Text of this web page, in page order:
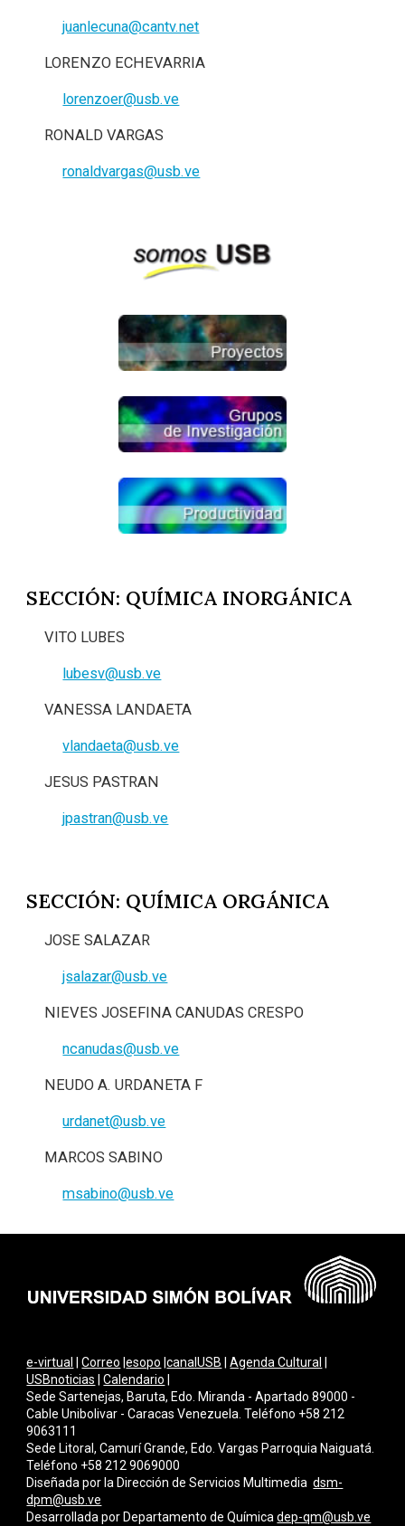
juanlecuna@cantv.net
LORENZO ECHEVARRIA
lorenzoer@usb.ve
RONALD VARGAS
ronaldvargas@usb.ve
SECCIÓN: QUÍMICA INORGÁNICA
VITO LUBES
lubesv@usb.ve
VANESSA LANDAETA
vlandaeta@usb.ve
JESUS PASTRAN
jpastran@usb.ve
SECCIÓN: QUÍMICA ORGÁNICA
JOSE SALAZAR
jsalazar@usb.ve
NIEVES JOSEFINA CANUDAS CRESPO
ncanudas@usb.ve
NEUDO A. URDANETA F
urdanet@usb.ve
MARCOS SABINO
msabino@usb.ve
e-virtual |Correo |esopo |canalUSB |Agenda Cultural
USBnoticias |Calendario
Sede Sartenejas, Baruta, Edo. Miranda - Apartado 89000 -
Cable Unibolivar - Caracas Venezuela. Teléfono +58 212
9063111
Sede Litoral, Camurí Grande, Edo. Vargas Parroquia Naiguatá.
Teléfono +58 212 9069000
Diseñada por la Dirección de Servicios Multimediadsm-
dpm@usb.ve
Desarrollada por Departamento de Químicadep-qm@usb.ve